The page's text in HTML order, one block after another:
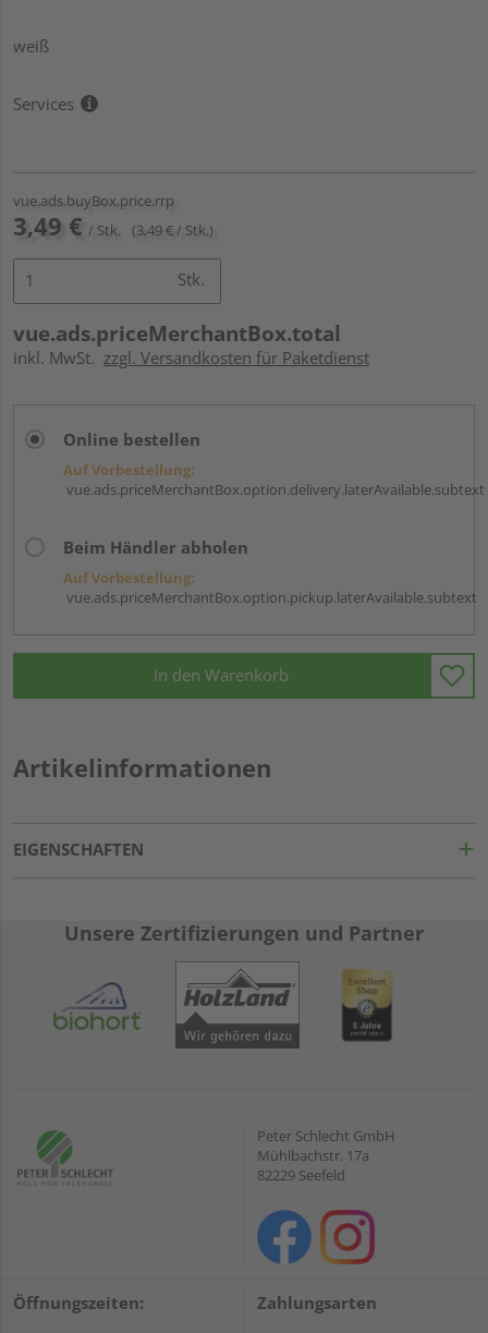
weiß
Services
vue.ads.buyBox.price.rrp
3,49 € / Stk. (3,49 € / Stk.)
Stk.
vue.ads.priceMerchantBox.total
inkl. MwSt. zzgl. Versandkosten für Paketdienst
Online bestellen
Auf Vorbestellung:
vue.ads.priceMerchantBox.option.delivery.laterAvailable.subtext
Beim Händler abholen
Auf Vorbestellung:
vue.ads.priceMerchantBox.option.pickup.laterAvailable.subtext
In den Warenkorb
Artikelinformationen
EIGENSCHAFTEN
Unsere Zertifizierungen und Partner
Peter Schlecht GmbH
Mühlbachstr. 17a
82229 Seefeld
Öffnungszeiten: Zahlungsarten